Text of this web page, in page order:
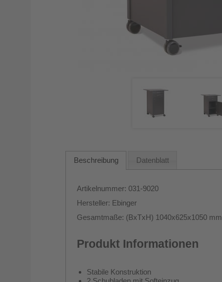
Beschreibung Datenblatt
Artikelnummer: 031-9020
Hersteller: Ebinger
Gesamtmaße: (BxTxH) 1040x625x1050 mm
Produkt Informationen
Stabile Konstruktion